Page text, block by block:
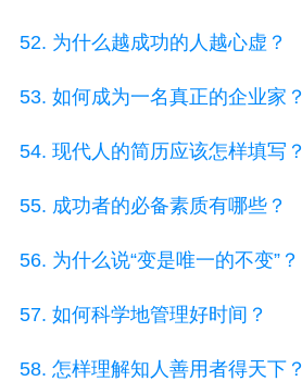
52. 为什么越成功的人越心虚？
53. 如何成为一名真正的企业家？
54. 现代人的简历应该怎样填写？
55. 成功者的必备素质有哪些？
56. 为什么说“变是唯一的不变”？
57. 如何科学地管理好时间？
58. 怎样理解知人善用者得天下？